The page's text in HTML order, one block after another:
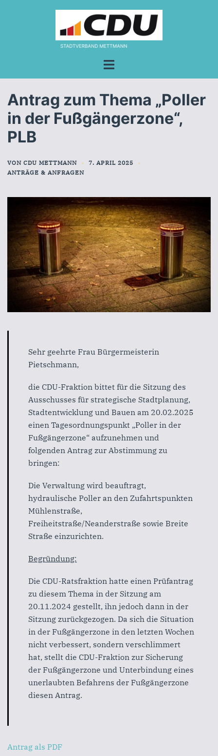
Menü
Antrag zum Thema „Poller
in der Fußgängerzone“,
PLB
VON CDU METTMANN
7. APRIL 2025
ANTRÄGE & ANFRAGEN
Sehr geehrte Frau Bürgermeisterin
Pietschmann,
die CDU-Fraktion bittet für die Sitzung des
Ausschusses für strategische Stadtplanung,
Stadtentwicklung und Bauen am 20.02.2025
einen Tagesordnungspunkt „Poller in der
Fußgängerzone“ aufzunehmen und
folgenden Antrag zur Abstimmung zu
bringen:
Die Verwaltung wird beauftragt,
hydraulische Poller an den Zufahrtspunkten
Mühlenstraße,
Freiheitstraße/Neanderstraße sowie Breite
Straße einzurichten.
Begründung:
Die CDU-Ratsfraktion hatte einen Prüfantrag
zu diesem Thema in der Sitzung am
20.11.2024 gestellt, ihn jedoch dann in der
Sitzung zurückgezogen. Da sich die Situation
in der Fußgängerzone in den letzten Wochen
nicht verbessert, sondern verschlimmert
hat, stellt die CDU-Fraktion zur Sicherung
der Fußgängerzone und Unterbindung eines
unerlaubten Befahrens der Fußgängerzone
diesen Antrag.
Antrag als PDF